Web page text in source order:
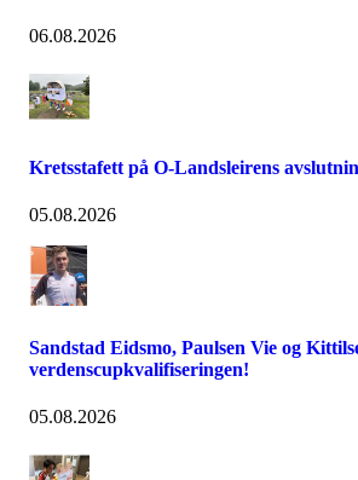
06.08.2026
Kretsstafett på O-Landsleirens
05.08.2026
Sandstad Eidsmo, Paulsen Vie og
verdenscupkvalifiseringen!
05.08.2026